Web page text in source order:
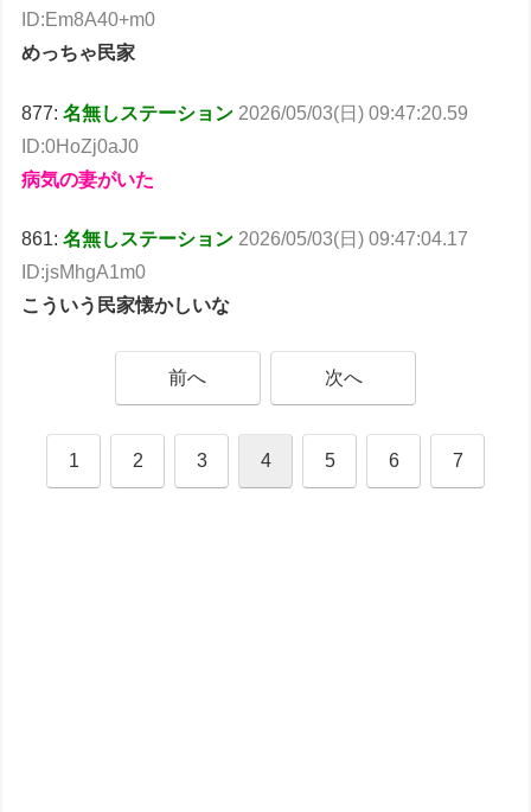
ID:Em8A40+m0
めっちゃ民家
877:名無しステーション 2026/05/03(日) 09:47:20.59
ID:0HoZj0aJ0
病気の妻がいた
861:名無しステーション 2026/05/03(日) 09:47:04.17
ID:jsMhgA1m0
こういう民家懐かしいな
前へ 次へ
1 2 3 4 5 6 7